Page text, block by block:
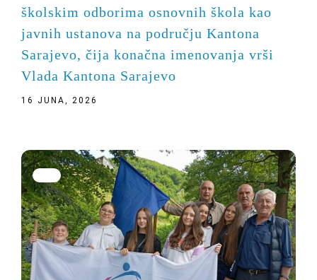
školskim odborima osnovnih škola kao
javnih ustanova na području Kantona
Sarajevo, čija konačna imenovanja vrši
Vlada Kantona Sarajevo
16 JUNA, 2026